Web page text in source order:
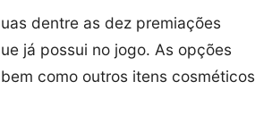
dentre as dez premiações
já possui no jogo. As opções
como outros itens cosméticos